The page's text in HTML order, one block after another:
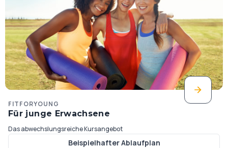
FITFORYOUNG
Für junge Erwachsene
Das abwechslungsreiche Kursangebot
Beispielhafter Ablaufplan